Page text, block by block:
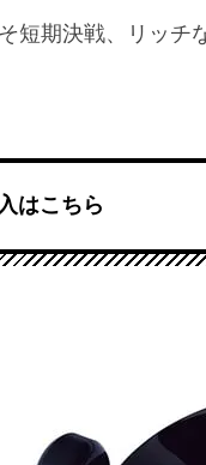
短期決戦、リッチ
はこちら